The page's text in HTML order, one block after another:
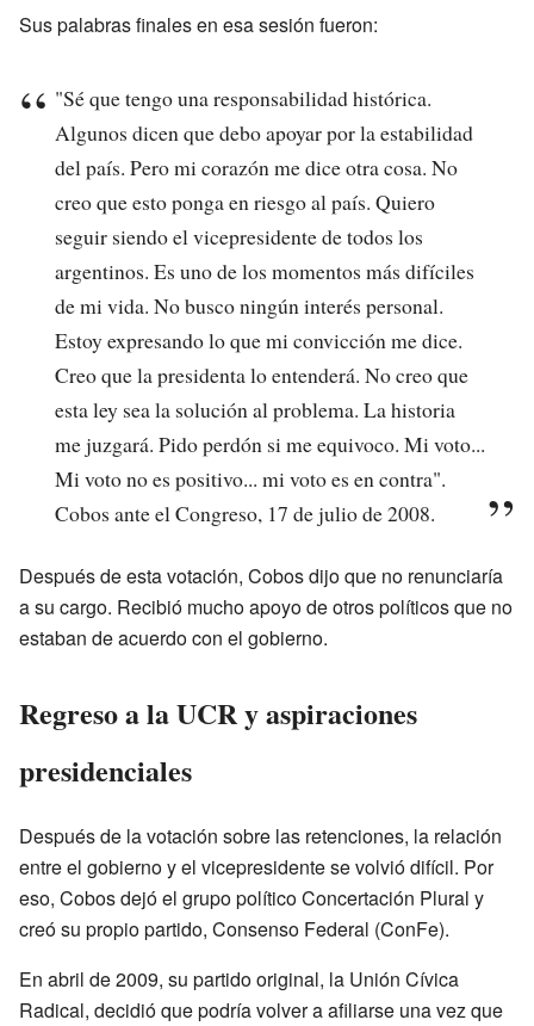
Sus palabras finales en esa sesión fueron:
"Sé que tengo una responsabilidad histórica.
Algunos dicen que debo apoyar por la estabilidad
del país. Pero mi corazón me dice otra cosa. No
creo que esto ponga en riesgo al país. Quiero
seguir siendo el vicepresidente de todos los
argentinos. Es uno de los momentos más difíciles
de mi vida. No busco ningún interés personal.
Estoy expresando lo que mi convicción me dice.
Creo que la presidenta lo entenderá. No creo que
esta ley sea la solución al problema. La historia
me juzgará. Pido perdón si me equivoco. Mi voto...
Mi voto no es positivo... mi voto es en contra".
Cobos ante el Congreso, 17 de julio de 2008.
Después de esta votación, Cobos dijo que no renunciaría
a su cargo. Recibió mucho apoyo de otros políticos que no
estaban de acuerdo con el gobierno.
Regreso a la UCR y aspiraciones
presidenciales
Después de la votación sobre las retenciones, la relación
entre el gobierno y el vicepresidente se volvió difícil. Por
eso, Cobos dejó el grupo político Concertación Plural y
creó su propio partido, Consenso Federal (ConFe).
En abril de 2009, su partido original, la Unión Cívica
Radical, decidió que podría volver a afiliarse una vez que